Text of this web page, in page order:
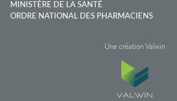
MINISTÈRE DE LA SANTÉ
ORDRE NATIONAL DES PHARMACIENS
Une création Valwin